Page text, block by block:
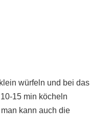
würfeln und bei das
15 min köcheln
kann auch die